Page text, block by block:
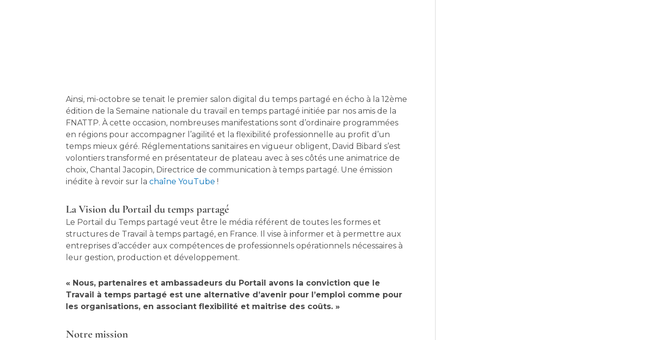
Ainsi, mi-octobre se tenait le premier salon digital du temps partagé en écho à la 12ème
édition de la Semaine nationale du travail en temps partagé initiée par nos amis de la
FNATTP. À cette occasion, nombreuses manifestations sont d’ordinaire programmées
en régions pour accompagner l’agilité et la flexibilité professionnelle au profit d’un
temps mieux géré. Réglementations sanitaires en vigueur obligent, David Bibard s’est
volontiers transformé en présentateur de plateau avec à ses côtés une animatrice de
choix, Chantal Jacopin, Directrice de communication à temps partagé. Une émission
inédite à revoir sur lachaîne YouTube !
La Vision du Portail du temps partagé
Le Portail du Temps partagé veut être le média référent de toutes les formes et
structures de Travail à temps partagé, en France. Il vise à informer et à permettre aux
entreprises d’accéder aux compétences de professionnels opérationnels nécessaires à
leur gestion, production et développement.
« Nous, partenaires et ambassadeurs du Portail avons la conviction que le
Travail à temps partagé est une alternative d’avenir pour l’emploi comme pour
les organisations, en associant flexibilité et maitrise des coûts. »
Notre mission